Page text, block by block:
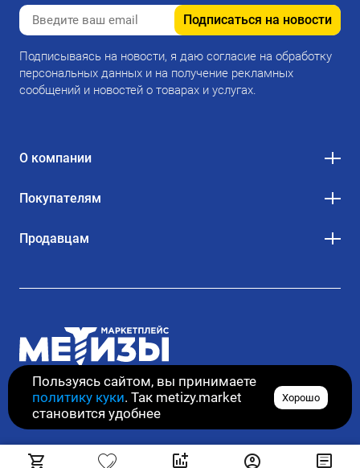
Пользуясь сайтом, вы принимаете
политику куки. Так metizy.market
становится удобнее
Хорошо
Подписаться на новости
Подписываясь на новости, я даю согласие на обработку
персональных данных и на получение рекламных
сообщений и новостей о товарах и услугах.
© 2020–2026. Все права защищены
О компании
Покупателям
Продавцам